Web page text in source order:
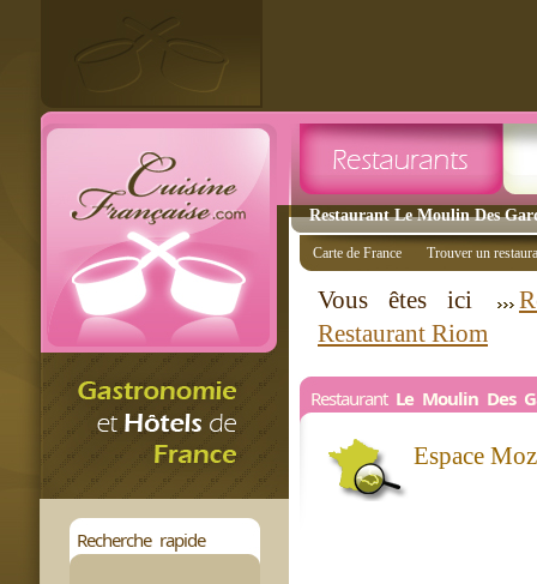
Restaurant Le Moulin Des
Recherche rapide
Carte de France Trouver un
Vous êtes ici
Restaurant Riom
Restaurant Le Moulin Des
Espace